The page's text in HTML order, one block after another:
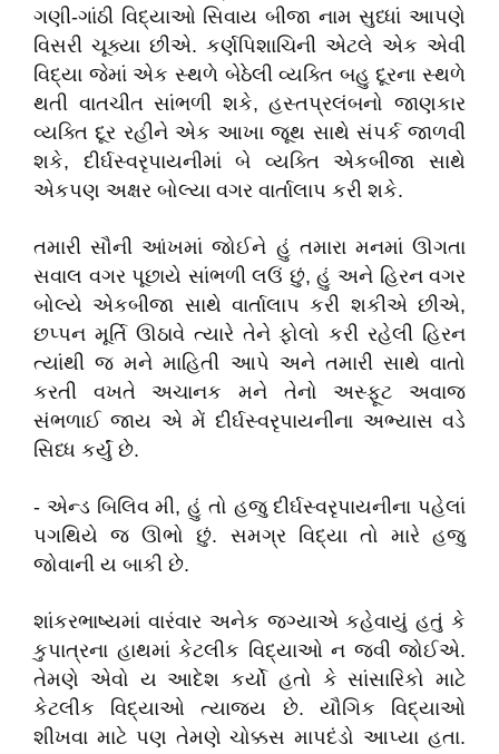
ગણી-ગાંઠી વિદ્યાઓ સિવાય બીજા નામ સુધ્ધાં આપણે
વિસરી ચૂક્યા છીએ. કર્ણપિશાચિની એટલે એક એવી
વિદ્યા જેમાં એક સ્થળે બેઠેલી વ્યક્તિ બહુ દૂરના સ્થળે
થતી વાતચીત સાંભળી શકે,હસ્તપ્રલંબનો જાણકાર
વ્યક્તિ દૂર રહીને એક આખા જૂથ સાથે સંપર્ક જાળવી
શકે, દીર્ઘસ્વરૃપાયનીમાં બે વ્યક્તિ એકબીજા
સાથે
એકપણ અક્ષર બોલ્યા વગર વાર્તાલાપ કરી શકે.
તમારી સૌની આંખમાં જોઈને હું તમારા મનમાં ઊગતા
સવાલ વગર પૂછાયે સાંભળી લઉં છું,હું અને હિરન વગર
બોલ્યે એકબીજા સાથે વાર્તાલાપ કરી શકીએ છીએ,
છપ્પન મૂર્તિ ઊઠાવે ત્યારે તેને ફોલો કરી રહેલી હિરન
ત્યાંથી જ મને માહિતી આપે અને તમારી સાથે વાતો
કરતી
વખતે અચાનક મને તેનો અસ્ફૂટ
અવાજ
સંભળાઈ જાય એ મેં દીર્ઘસ્વરૃપાયનીના અભ્યાસ વડે
સિધ્ધ કર્યું છે.
- એન્ડ બિલિવ મી, હું તો હજુ દીર્ઘસ્વરૃપાયનીના પહેલાં
પગથિયે
જ ઊભો છું. સમગ્ર વિદ્યા તો મારે હજુ
જોવાની ય બાકી છે.
શાંકરભાષ્યમાં વારંવાર અનેક જગ્યાએ કહેવાયું હતું કે
કુપાત્રના હાથમાં કેટલીક વિદ્યાઓ ન જવી જોઈએ.
તેમણે એવો ય આદેશ કર્યો હતો કે સાંસારિકો માટે
કેટલીક
વિદ્યાઓ ત્યાજ્ય છે. યૌગિક
વિદ્યાઓ
શીખવા માટે પણ તેમણે ચોક્કસ માપદંડો આપ્યા હતા.